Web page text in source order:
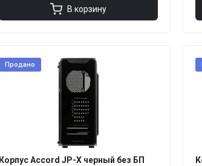
В корзину
Продано
Корпус Accord JP-X черный без БП